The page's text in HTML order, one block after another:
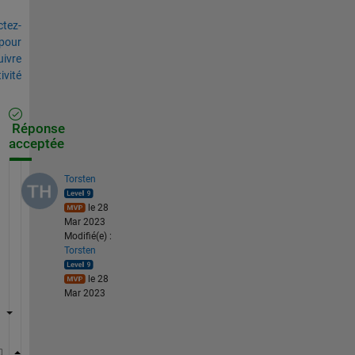
Réponse
acceptée
Torsten
le 28
Mar 2023
Modifié(e) :
Torsten
le 28
Mar 2023